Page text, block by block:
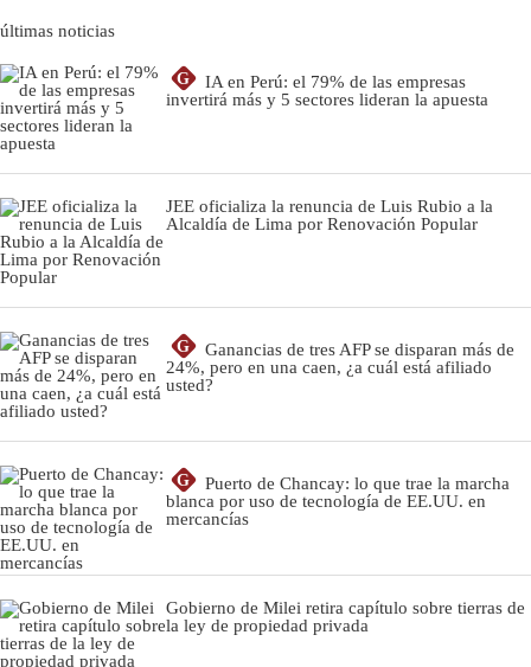
últimas noticias
G
IA en Perú: el 79% de las empresas
invertirá más y 5 sectores lideran la apuesta
JEE oficializa la renuncia de Luis Rubio a la
Alcaldía de Lima por Renovación Popular
G
Ganancias de tres AFP se disparan más de
24%, pero en una caen, ¿a cuál está afiliado
usted?
G
Puerto de Chancay: lo que trae la marcha
blanca por uso de tecnología de EE.UU. en
mercancías
Gobierno de Milei retira capítulo sobre tierras de
la ley de propiedad privada